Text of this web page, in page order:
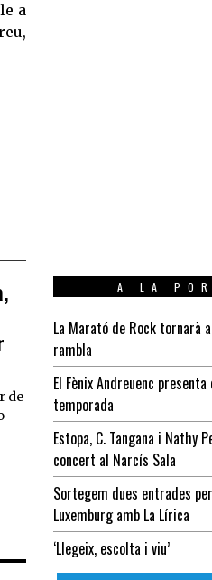
a
de
A LA
La Marató de Rock tornarà
rambla
El Fènix Andreuenc
temporada
Estopa, C. Tangana i Nathy
concert al Narcís Sala
Sortegem dues entrades
Luxemburg amb La Lírica
‘Llegeix, escolta i viu’